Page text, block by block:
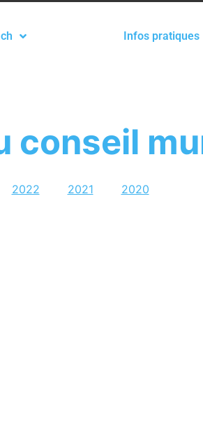
Infos pratiques
conseil
2022 2021 2020